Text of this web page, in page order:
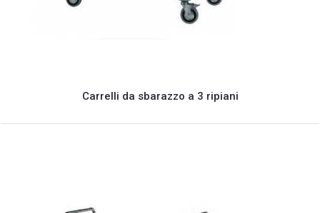
Carrelli da sbarazzo a 3 ripiani